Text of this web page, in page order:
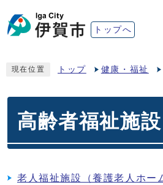
トップへ
現在位置 トップ 健康・福祉
高齢者福祉施設
老人福祉施設（養護老人ホー